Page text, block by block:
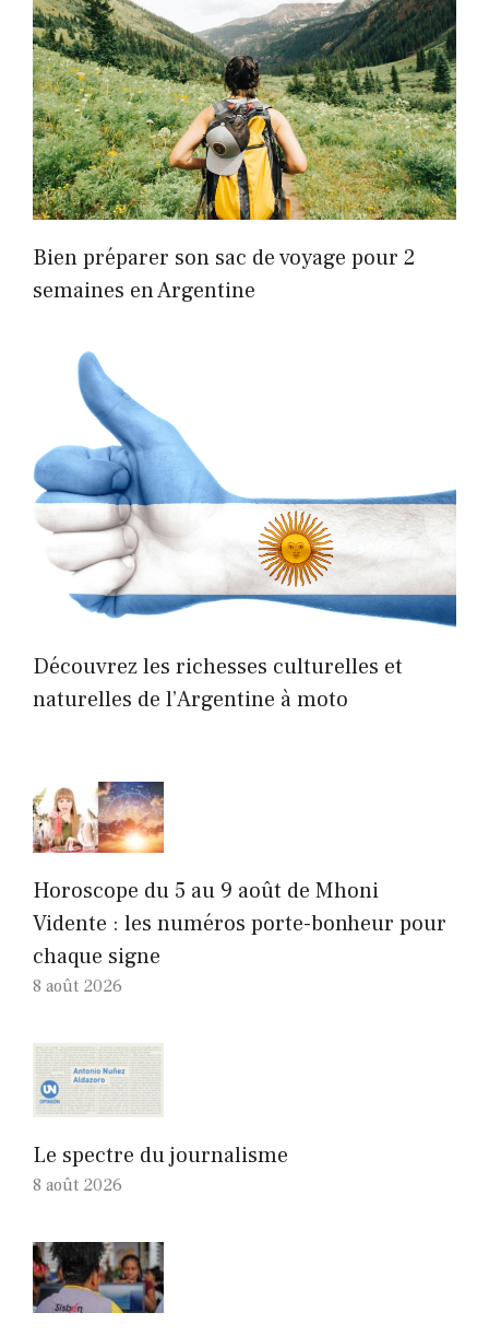
Bien préparer son sac de voyage pour 2
semaines en Argentine
Découvrez les richesses culturelles et
naturelles de l’Argentine à moto
Horoscope du 5 au 9 août de Mhoni
Vidente : les numéros porte-bonheur pour
chaque signe
8 août 2026
Le spectre du journalisme
8 août 2026